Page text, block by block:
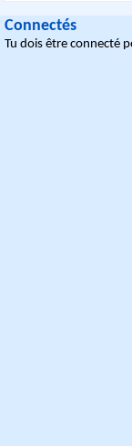
Connectés
Tu dois être connecté